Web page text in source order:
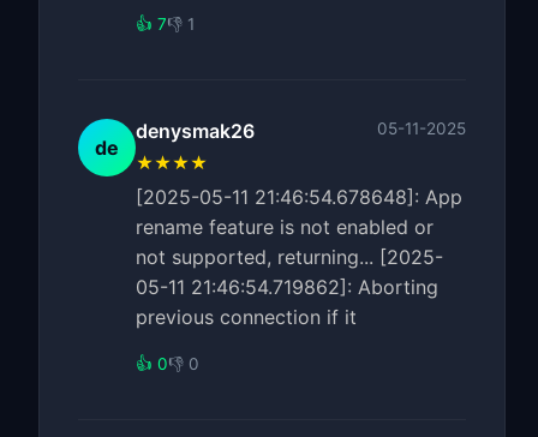
👍 7👎 1
de
denysmak26 05-11-2025
★★★★
[2025-05-11 21:46:54.678648]: App
rename feature is not enabled or
not supported, returning... [2025-
05-11 21:46:54.719862]: Aborting
previous connection if it
👍 0👎 0